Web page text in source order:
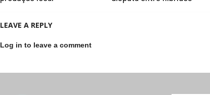
LEAVE A REPLY
Log in to leave a comment